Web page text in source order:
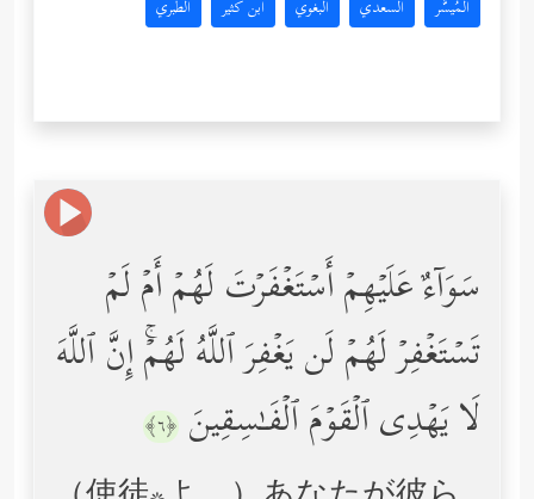
المُيسَّر السعدي البغوي ابن كثير الطبري
سَوَاۤءٌ عَلَیۡهِمۡ أَسۡتَغۡفَرۡتَ لَهُمۡ أَمۡ لَمۡ
تَسۡتَغۡفِرۡ لَهُمۡ لَن یَغۡفِرَ ٱللَّهُ لَهُمۡۚ إِنَّ ٱللَّهَ
لَا یَهۡدِی ٱلۡقَوۡمَ ٱلۡفَـٰسِقِینَ ﴿٦﴾